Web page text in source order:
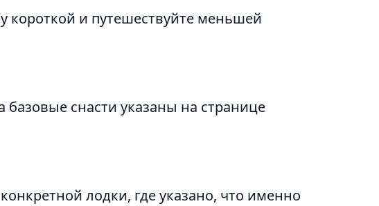
короткой и путешествуйте меньшей
снасти указаны на странице
лодки, где указано, что именно